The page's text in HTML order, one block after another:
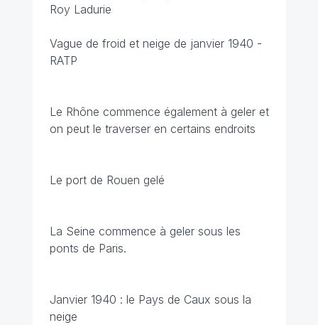
Roy Ladurie
Vague de froid et neige de janvier 1940 -
RATP
Le Rhône commence également à geler et
on peut le traverser en certains endroits
Le port de Rouen gelé
La Seine commence à geler sous les
ponts de Paris.
Janvier 1940 : le Pays de Caux sous la
neige